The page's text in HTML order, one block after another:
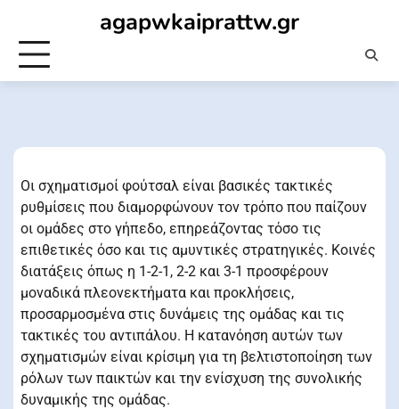
content
agapwkaiprattw.gr
Οι σχηματισμοί φούτσαλ είναι βασικές τακτικές
ρυθμίσεις που διαμορφώνουν τον τρόπο που παίζουν
οι ομάδες στο γήπεδο, επηρεάζοντας τόσο τις
επιθετικές όσο και τις αμυντικές στρατηγικές. Κοινές
διατάξεις όπως η 1-2-1, 2-2 και 3-1 προσφέρουν
μοναδικά πλεονεκτήματα και προκλήσεις,
προσαρμοσμένα στις δυνάμεις της ομάδας και τις
τακτικές του αντιπάλου. Η κατανόηση αυτών των
σχηματισμών είναι κρίσιμη για τη βελτιστοποίηση των
ρόλων των παικτών και την ενίσχυση της συνολικής
δυναμικής της ομάδας.